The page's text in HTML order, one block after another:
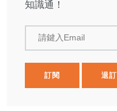
知識通！
請鍵入Email
訂閱 退訂